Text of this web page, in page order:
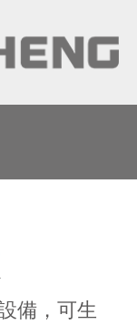
備，可生